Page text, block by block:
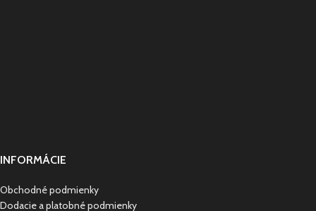
INFORMÁCIE
Obchodné podmienky
Dodacie a platobné podmienky